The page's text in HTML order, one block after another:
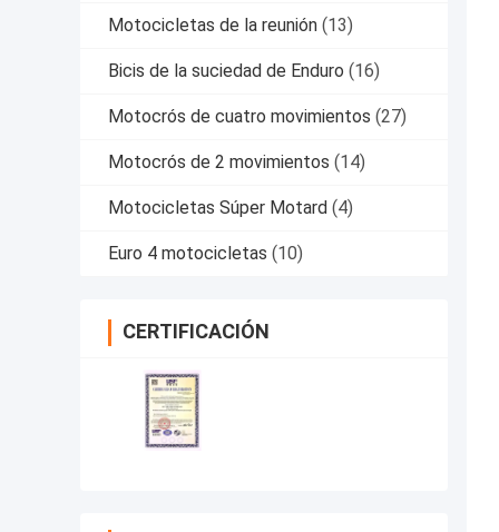
Motocicletas de la reunión (13)
Bicis de la suciedad de Enduro (16)
Motocrós de cuatro movimientos (27)
Motocrós de 2 movimientos (14)
Motocicletas Súper Motard (4)
Euro 4 motocicletas (10)
CERTIFICACIÓN